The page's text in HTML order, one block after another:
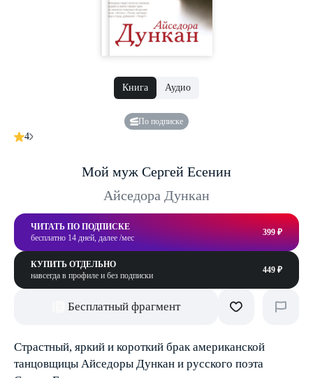
Книга Аудио
По подписке
4
Мой муж Сергей Есенин
Айседора Дункан
ЧИТАТЬ ПО ПОДПИСКЕ
бесплатно 14 дней, далее /мес
399 ₽
КУПИТЬ ОТДЕЛЬНО
навсегда в профиле и без подписки
449 ₽
Бесплатный фрагмент
Страстный, яркий и короткий брак американской
танцовщицы Айседоры Дункан и русского поэта